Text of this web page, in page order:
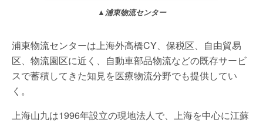
▲浦東物流センター
浦東物流センターは上海外高橋CY、保税区、自由貿易
区、物流園区に近く、自動車部品物流などの既存サービ
スで蓄積してきた知見を医療物流分野でも提供してい
く。
上海山九は1996年設立の現地法人で、上海を中心に江蘇